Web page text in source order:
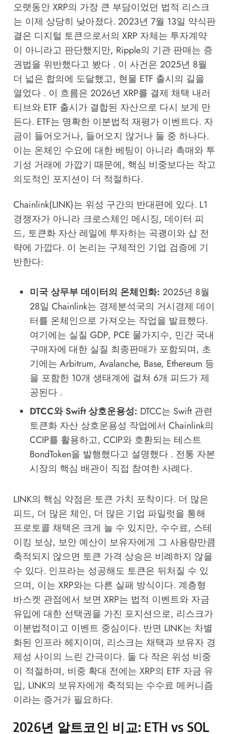
오랫동안 XRP의 가장 큰 부담이었던 법적 리스크
는 이제 상당히 낮아졌다. 2023년 7월 13일 약식판
결은 디지털 토큰으로서의 XRP 자체는 투자계약
이 아니라고 판단했지만, Ripple의 기관 판매는 증
권법을 위반했다고 봤다 . 이 사건은 2025년 8월
더 넓은 합의에 도달했고, 현물 ETF 출시의 길을
열었다 . 이 흐름은 2026년 XRP를 결제 채택 내러
티브와 ETF 출시가 결합된 자산으로 다시 보게 만
든다. ETF는 명확한 이분법적 재평가 이벤트다. 자
금이 들어오거나, 들어오지 않거나 둘 중 하나다.
이는 온체인 수요에 대한 베팅이 아니라 촉매와 투
기성 거래에 가깝기 때문에, 핵심 비중보다는 작고
의도적인 포지션이 더 적절하다.
Chainlink(LINK)는 위성 구간의 반대편에 있다. L1
경쟁자가 아니라 크로스체인 메시징, 데이터 피
드, 토큰화 자산 레일에 투자하는 곡괭이와 삽 전
략에 가깝다. 이 논리는 구체적인 기업 검증에 기
반한다:
미국 상무부 데이터의 온체인화: 2025년 8월
28일 Chainlink는 경제분석국의 거시경제 데이
터를 온체인으로 가져오는 작업을 발표했다.
여기에는 실질 GDP, PCE 물가지수, 민간 국내
구매자에 대한 실질 최종판매가 포함되며, 초
기에는 Arbitrum, Avalanche, Base, Ethereum 등
을 포함한 10개 생태계에 걸쳐 6개 피드가 제
공된다 .
DTCC와 Swift 상호운용성: DTCC는 Swift 관련
토큰화 자산 상호운용성 작업에서 Chainlink의
CCIP를 활용하고, CCIP와 호환되는 테스트
BondToken을 발행했다고 설명했다 . 전통 자본
시장의 핵심 배관이 직접 참여한 사례다.
LINK의 핵심 약점은 토큰 가치 포착이다. 더 많은
피드, 더 많은 체인, 더 많은 기업 파일럿을 통해
프로토콜 채택은 크게 늘 수 있지만, 수수료, 스테
이킹 보상, 보안 예산이 보유자에게 그 사용량만큼
축적되지 않으면 토큰 가격 상승은 비례하지 않을
수 있다. 인프라는 성공해도 토큰은 뒤처질 수 있
으며, 이는 XRP와는 다른 실패 방식이다. 계층형
바스켓 관점에서 보면 XRP는 법적 이벤트와 자금
유입에 대한 선택권을 가진 포지션으로, 리스크가
이분법적이고 이벤트 중심이다. 반면 LINK는 차별
화된 인프라 헤지이며, 리스크는 채택과 보유자 경
제성 사이의 느린 간극이다. 둘 다 작은 위성 비중
이 적절하며, 비중 확대 전에는 XRP의 ETF 자금 유
입, LINK의 보유자에게 축적되는 수수료 메커니즘
이라는 증거가 필요하다.
2026년 알트코인 비교: ETH vs SOL